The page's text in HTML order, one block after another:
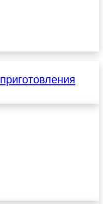
приготовления